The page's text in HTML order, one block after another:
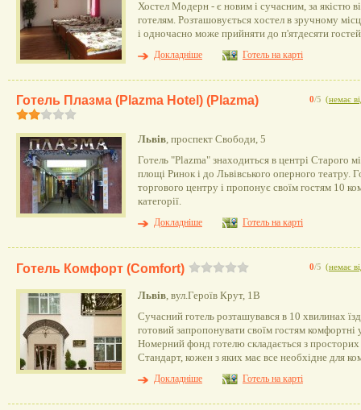
Хостел Модерн - є новим і сучасним, за якістю
готелям. Розташовується хостел в зручному
і одночасно може прийняти до п'ятдесяти
Докладніше
Готель на карті
0/5 (немає
Готель Плазма (Plazma Hotel) (Plazma)
Львів, проспект Свободи, 5
Готель "Plazma" знаходиться в центрі Старого
площі Ринок і до Львівського оперного театру.
торгового центру і пропонує своїм гостям 10
категорії.
Докладніше
Готель на карті
0/5 (немає
Готель Комфорт (Comfort)
Львів, вул.Героїв Крут, 1В
Сучасний готель розташувався в 10 хвилинах
готовий запропонувати своїм гостям комфортні
Номерний фонд готелю складається з просторих
Стандарт, кожен з яких має все необхідне для
Докладніше
Готель на карті